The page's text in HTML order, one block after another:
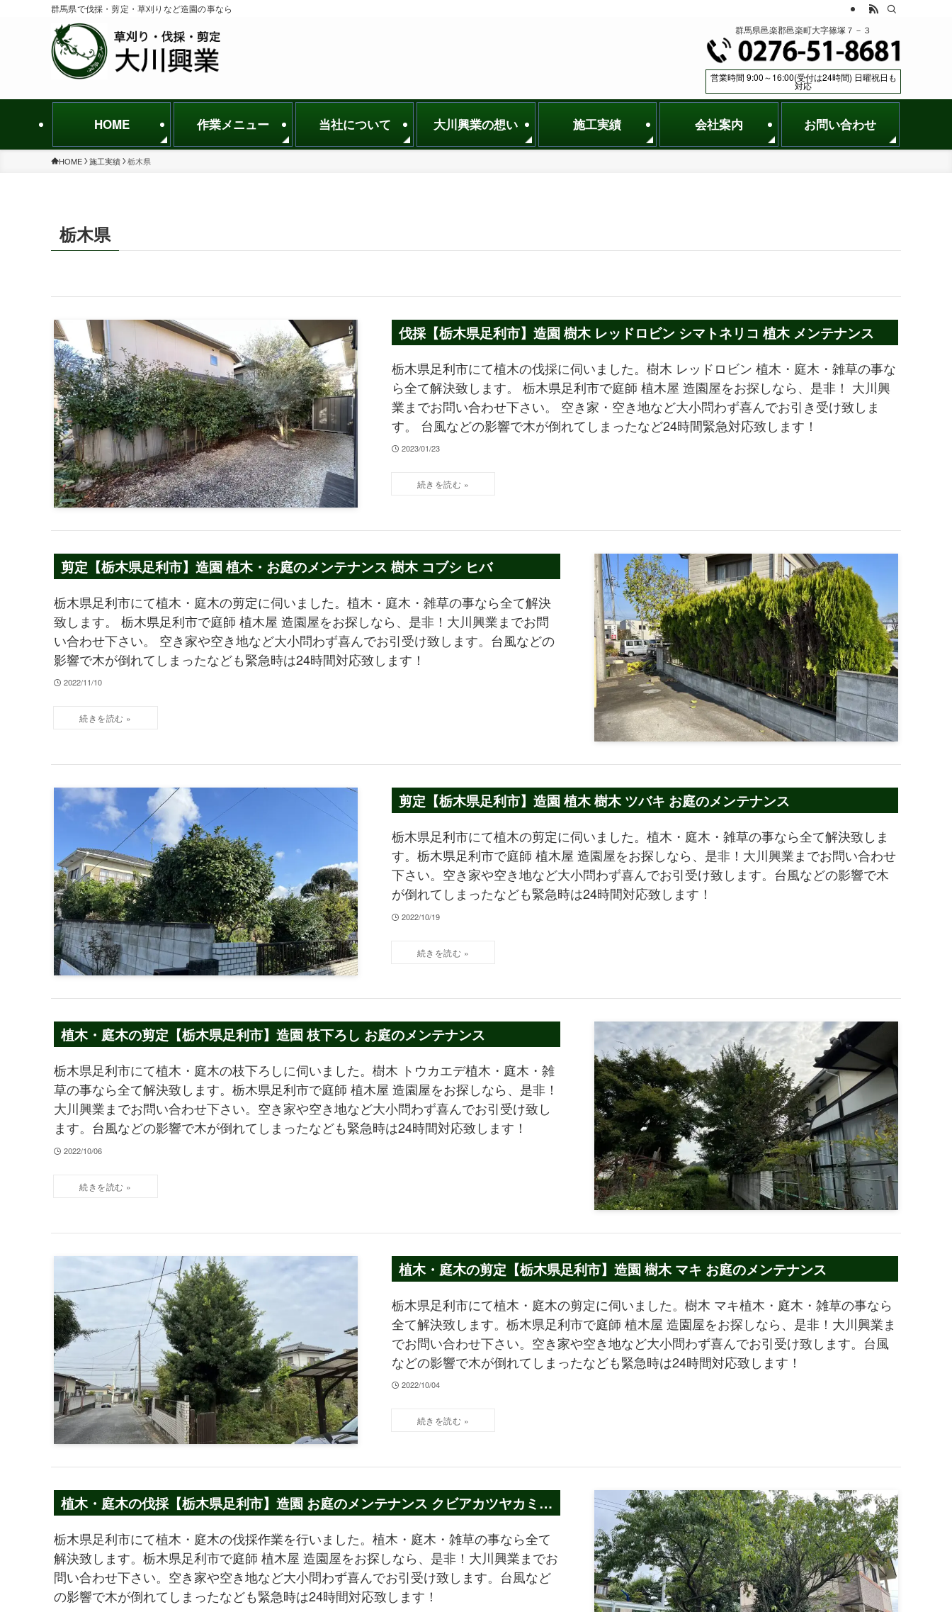
群馬県で伐採・剪定・草刈りなど造園の事なら
HOME 作業メニュー 当社について 大川興業の想い 施工実績 会社案内 お問い合わせ
群馬県邑楽郡邑楽町大字篠塚７－３
営業時間 9:00～16:00(受付は24時間) 日曜祝日も
対応
HOME 施工実績 栃木県
栃木県
伐採【栃木県足利市】造園 樹木 レッドロビン シマトネリコ 植木 メンテナンス
栃木県足利市にて植木の伐採に伺いました。樹木 レッドロビン 植木・庭木・雑草の事な
ら全て解決致します。 栃木県足利市で庭師 植木屋 造園屋をお探しなら、是非！ 大川興
業までお問い合わせ下さい。 空き家・空き地など大小問わず喜んでお引き受け致しま
す。 台風などの影響で木が倒れてしまったなど24時間緊急対応致します！
2023/01/23
剪定【栃木県足利市】造園 植木・お庭のメンテナンス 樹木 コブシ ヒバ
栃木県足利市にて植木・庭木の剪定に伺いました。植木・庭木・雑草の事なら全て解決
致します。 栃木県足利市で庭師 植木屋 造園屋をお探しなら、是非！大川興業までお問
い合わせ下さい。 空き家や空き地など大小問わず喜んでお引受け致します。台風などの
影響で木が倒れてしまったなども緊急時は24時間対応致します！
2022/11/10
剪定【栃木県足利市】造園 植木 樹木 ツバキ お庭のメンテナンス
栃木県足利市にて植木の剪定に伺いました。植木・庭木・雑草の事なら全て解決致しま
す。栃木県足利市で庭師 植木屋 造園屋をお探しなら、是非！大川興業までお問い合わせ
下さい。空き家や空き地など大小問わず喜んでお引受け致します。台風などの影響で木
が倒れてしまったなども緊急時は24時間対応致します！
2022/10/19
植木・庭木の剪定【栃木県足利市】造園 枝下ろし お庭のメンテナンス
栃木県足利市にて植木・庭木の枝下ろしに伺いました。樹木 トウカエデ植木・庭木・雑
草の事なら全て解決致します。栃木県足利市で庭師 植木屋 造園屋をお探しなら、是非！
大川興業までお問い合わせ下さい。空き家や空き地など大小問わず喜んでお引受け致し
ます。台風などの影響で木が倒れてしまったなども緊急時は24時間対応致します！
2022/10/06
植木・庭木の剪定【栃木県足利市】造園 樹木 マキ お庭のメンテナンス
栃木県足利市にて植木・庭木の剪定に伺いました。樹木 マキ植木・庭木・雑草の事なら
全て解決致します。栃木県足利市で庭師 植木屋 造園屋をお探しなら、是非！大川興業ま
でお問い合わせ下さい。空き家や空き地など大小問わず喜んでお引受け致します。台風
などの影響で木が倒れてしまったなども緊急時は24時間対応致します！
2022/10/04
植木・庭木の伐採【栃木県足利市】造園 お庭のメンテナンス クビアカツヤカミキ
リ
栃木県足利市にて植木・庭木の伐採作業を行いました。植木・庭木・雑草の事なら全て
解決致します。栃木県足利市で庭師 植木屋 造園屋をお探しなら、是非！大川興業までお
問い合わせ下さい。空き家や空き地など大小問わず喜んでお引受け致します。台風など
の影響で木が倒れてしまったなども緊急時は24時間対応致します！